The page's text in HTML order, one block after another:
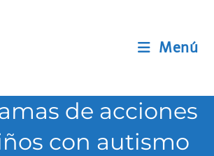
Menú
de acciones
con autismo